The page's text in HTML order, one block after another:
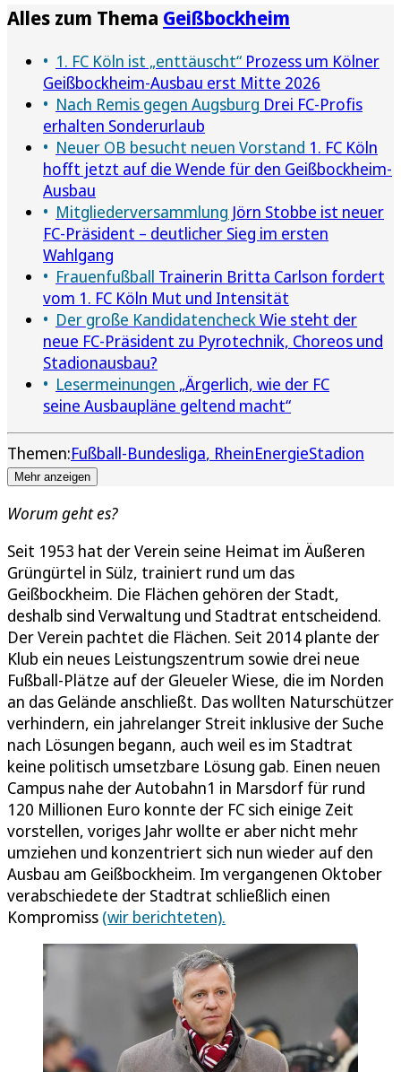
Alles zum Thema Geißbockheim
1. FC Köln ist „enttäuscht“ Prozess um Kölner
Geißbockheim-Ausbau erst Mitte 2026
Nach Remis gegen Augsburg Drei FC-Profis
erhalten Sonderurlaub
Neuer OB besucht neuen Vorstand 1. FC Köln
hofft jetzt auf die Wende für den Geißbockheim-
Ausbau
Mitgliederversammlung Jörn Stobbe ist neuer
FC-Präsident – deutlicher Sieg im ersten
Wahlgang
Frauenfußball Trainerin Britta Carlson fordert
vom 1. FC Köln Mut und Intensität
Der große KandidatencheckWie steht der
neue FC-Präsident zu Pyrotechnik, Choreos und
Stadionausbau?
Lesermeinungen „Ärgerlich, wie der FC
seine Ausbaupläne geltend macht“
Themen:Fußball-Bundesliga RheinEnergieStadion
Mehr anzeigen
Worum geht es?
Seit 1953 hat der Verein seine Heimat im Äußeren
Grüngürtel in Sülz, trainiert rund um das
Geißbockheim. Die Flächen gehören der Stadt,
deshalb sind Verwaltung und Stadtrat entscheidend.
Der Verein pachtet die Flächen. Seit 2014 plante der
Klub ein neues Leistungszentrum sowie drei neue
Fußball-Plätze auf der Gleueler Wiese, die im Norden
an das Gelände anschließt. Das wollten Naturschützer
verhindern, ein jahrelanger Streit inklusive der Suche
nach Lösungen begann, auch weil es im Stadtrat
keine politisch umsetzbare Lösung gab. Einen neuen
Campus nahe der Autobahn1 in Marsdorf für rund
120 Millionen Euro konnte der FC sich einige Zeit
vorstellen, voriges Jahr wollte er aber nicht mehr
umziehen und konzentriert sich nun wieder auf den
Ausbau am Geißbockheim. Im vergangenen Oktober
verabschiedete der Stadtrat schließlich einen
Kompromiss (wir berichteten).